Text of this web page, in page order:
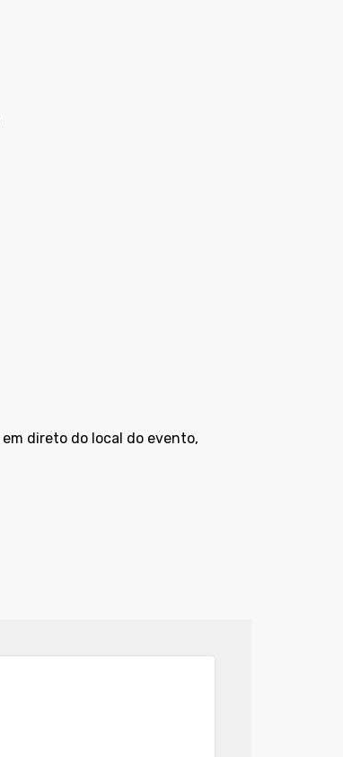
direto do local do evento,